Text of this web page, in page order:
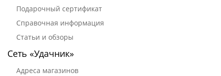
Подарочный сертификат
Справочная информация
Статьи и обзоры
Сеть «Удачник»
Адреса магазинов